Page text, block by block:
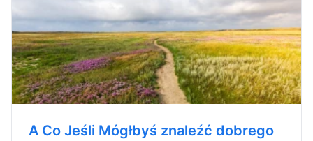
A Co Jeśli Mógłbyś znaleźć dobrego